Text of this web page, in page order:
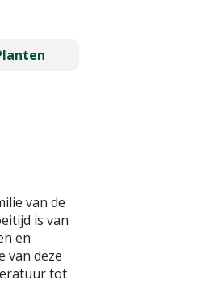
van de
is van
en
van deze
tot